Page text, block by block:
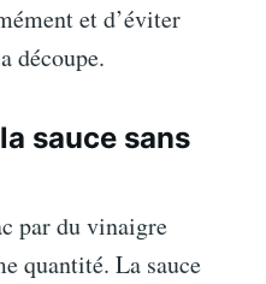
et d’éviter
découpe.
sauce sans
par du vinaigre
quantité. La sauce